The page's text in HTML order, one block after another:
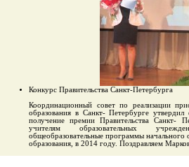
Конкурс Правительства Санкт-Петербурга
Координационный совет по реализации
образования в Санкт- Петербурге
получение премии Правительства Санкт-
учителям образовательных
общеобразовательные программы
образования, в 2014 году. Поздравляем